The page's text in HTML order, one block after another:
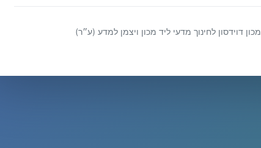
מכון דוידסון לחינוך מדעי ליד מכון ויצמן למדע (ע״ר)